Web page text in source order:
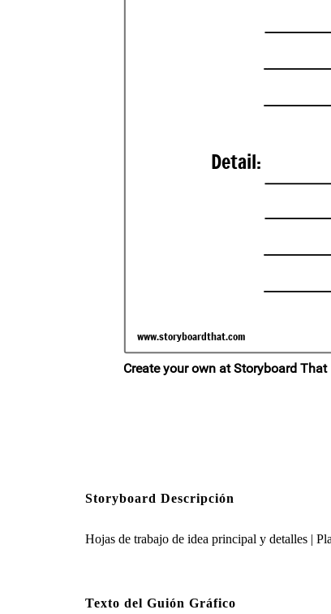
Storyboard Descripción
Hojas de trabajo de idea principal y detalles |
Texto del Guión Gráfico